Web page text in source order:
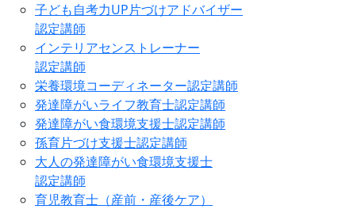
子ども自考力UP片づけアドバイザー
認定講師
インテリアセンストレーナー
認定講師
栄養環境コーディネーター認定講師
発達障がいライフ教育士認定講師
発達障がい食環境支援士認定講師
孫育片づけ支援士認定講師
大人の発達障がい食環境支援士
認定講師
育児教育士（産前・産後ケア）